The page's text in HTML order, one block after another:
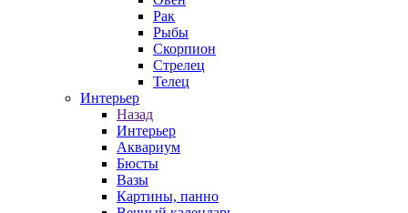
Рак
Рыбы
Скорпион
Стрелец
Телец
Интерьер
Назад
Интерьер
Аквариум
Бюсты
Вазы
Картины, панно